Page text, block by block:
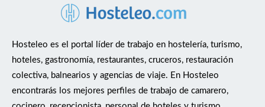
Hosteleo es el portal líder de trabajo en hostelería, turismo,
hoteles, gastronomía, restaurantes, cruceros, restauración
colectiva, balnearios y agencias de viaje. En Hosteleo
encontrarás los mejores perfiles de trabajo de camarero,